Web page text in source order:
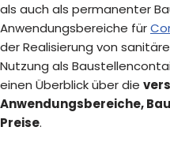
als auch als permanenter
Anwendungsbereiche für
der Realisierung von
Nutzung als
einen Überblick über die
Anwendungsbereiche,
Preise.